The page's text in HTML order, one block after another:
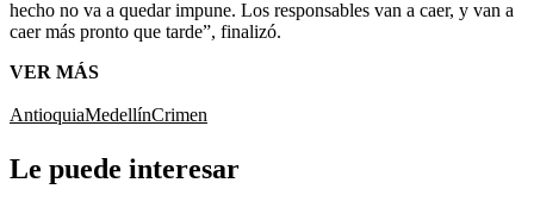
hecho no va a quedar impune. Los responsables van a caer, y van a
caer más pronto que tarde”, finalizó.
VER MÁS
AntioquiaMedellínCrimen
Le puede interesar